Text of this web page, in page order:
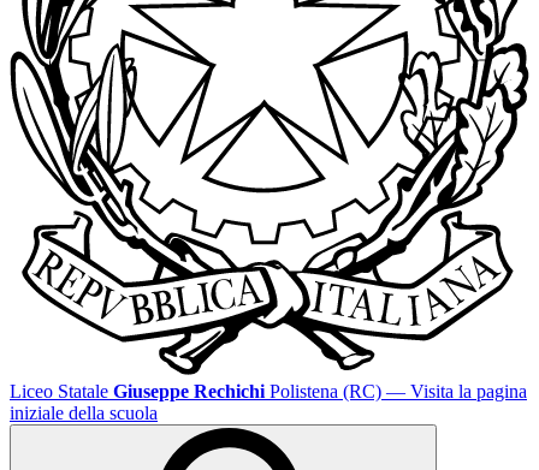
Liceo Statale Giuseppe Rechichi Polistena (RC) — Visita la pagina
iniziale della scuola